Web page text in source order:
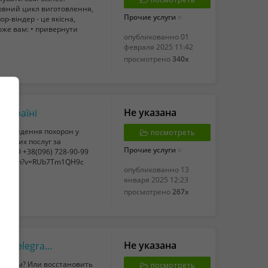
цикл виготовлення,
віндер - це якісна,
вам: • привернути
Прочие услуги
опубликованно 01
февраля 2025 11:42
просмотрено 340x
похорон у
послуг за
99 +38(096) 728-90-99
Не указана
посмотреть
Прочие услуги
опубликованно 13
января 2025 12:23
просмотрено267x
Услуги профессионального хакера: взлом Telegram, Instagram, проверка на верность
Или восстановить
Не указана
посмотреть